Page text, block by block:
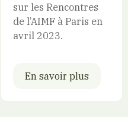
sur les Rencontres
de l’AIMF à Paris en
avril 2023.
En savoir plus